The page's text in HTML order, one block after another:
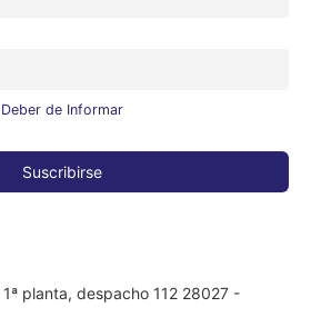
de Informar
planta, despacho 112 28027 -